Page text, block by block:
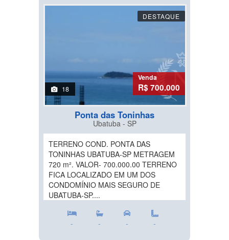
DESTAQUE
18
Venda
R$ 700.000
Ponta das Toninhas
Ubatuba - SP
TERRENO COND. PONTA DAS
TONINHAS UBATUBA-SP METRAGEM
720 m². VALOR- 700.000.00 TERRENO
FICA LOCALIZADO EM UM DOS
CONDOMÍNIO MAIS SEGURO DE
UBATUBA-SP....
- - - -